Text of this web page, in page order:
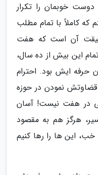
خوبمان را تکرار
که کاملاً با تمام مطلب
حقیقت آن است که هفت
این بیش از ده سال،
حرفه ایش بود. احترام
نمودن در حوزه
در هفت نیست! آسان
هرگز هم به مقصود
این ها را رها کنیم